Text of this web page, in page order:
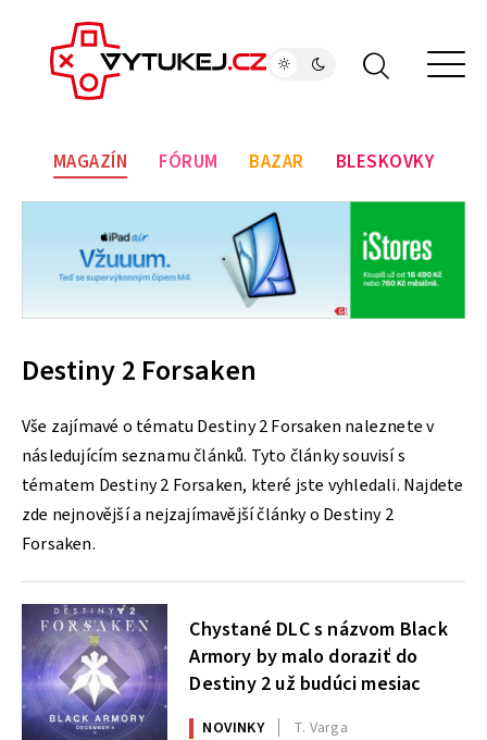
MAGAZÍN FÓRUM BAZAR BLESKOVKY
Destiny 2 Forsaken
Vše zajímavé o tématu Destiny 2 Forsaken naleznete v
následujícím seznamu článků. Tyto články souvisí s
tématem Destiny 2 Forsaken, které jste vyhledali. Najdete
zde nejnovější a nejzajímavější články o Destiny 2
Forsaken.
Chystané DLC s názvom Black
Armory by malo doraziť do
Destiny 2 už budúci mesiac
NOVINKY T. Varga